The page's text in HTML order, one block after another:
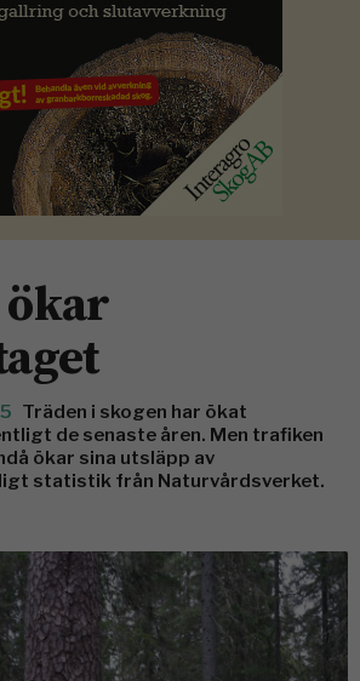
ökar
Träden i skogen har ökat
de senaste åren. Men trafiken
ökar sina utsläpp av
statistik från Naturvårdsverket.